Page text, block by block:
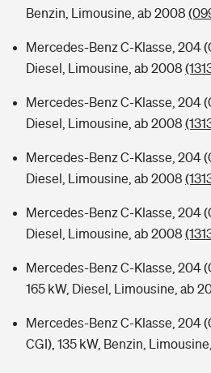
Benzin, Limousine, ab 2008
Mercedes-Benz C-Klasse, 204
Diesel, Limousine, ab 2008
Mercedes-Benz C-Klasse, 204
Diesel, Limousine, ab 2008
Mercedes-Benz C-Klasse, 204
Diesel, Limousine, ab 2008
Mercedes-Benz C-Klasse, 204
Diesel, Limousine, ab 2008
Mercedes-Benz C-Klasse, 204
165 kW, Diesel, Limousine, ab
Mercedes-Benz C-Klasse, 204
CGI), 135 kW, Benzin,